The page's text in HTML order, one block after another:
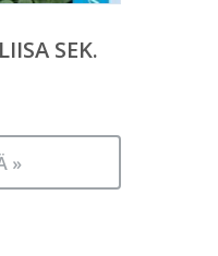
SEK.
»